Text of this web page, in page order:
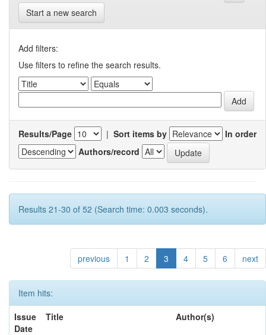
Start a new search
Add filters:
Use filters to refine the search results.
Results/Page | Sort items by
In order
Authors/record
Results 21-30 of 52 (Search time: 0.003 seconds).
previous 1 2 3 4 5 6 next
Item hits:
Issue
Date
Title Author(s)